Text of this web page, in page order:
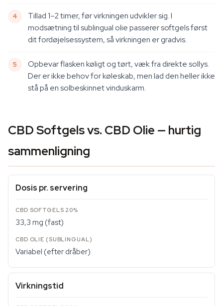
Tillad 1–2 timer, før virkningen udvikler sig. I
modsætning til sublingual olie passerer softgels først
dit fordøjelsessystem, så virkningen er gradvis.
Opbevar flasken køligt og tørt, væk fra direkte sollys.
Der er ikke behov for køleskab, men lad den heller ikke
stå på en solbeskinnet vinduskarm.
CBD Softgels vs. CBD Olie — hurtig
sammenligning
Dosis pr. servering
33,3 mg (fast)
Variabel (efter dråber)
Virkningstid